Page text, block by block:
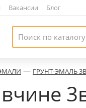
Вакансии Блог
— ГРУНТ-ЭМАЛЬ